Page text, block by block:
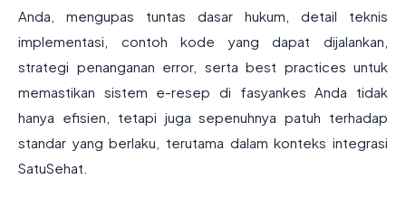
Anda, mengupas tuntas dasar hukum, detail teknis
implementasi, contoh kode yang dapat dijalankan,
strategi penanganan error, serta best practices untuk
memastikan sistem e-resep di fasyankes Anda tidak
hanya efisien, tetapi juga sepenuhnya patuh terhadap
standar yang berlaku, terutama dalam konteks integrasi
SatuSehat.